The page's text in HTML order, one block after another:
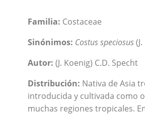
Familia: Costaceae
Sinónimos: Costus speciosus(J.
Autor: (J. Koenig) C.D. Specht
Distribución: Nativa de Asia
introducida y cultivada como
muchas regiones tropicales.